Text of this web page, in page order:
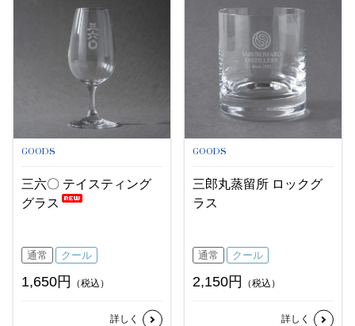
GOODS
三六〇 テイスティング
グラス
通常 クール
1,650円 （税込）
詳しく
GOODS
三郎丸蒸留所 ロックグ
ラス
通常 クール
2,150円 （税込）
詳しく